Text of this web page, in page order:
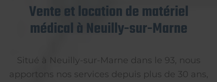
Vente et location de matériel
médical à Neuilly-sur-Marne
Situé à Neuilly-sur-Marne dans le 93, nous
apportons nos services depuis plus de 30 ans,